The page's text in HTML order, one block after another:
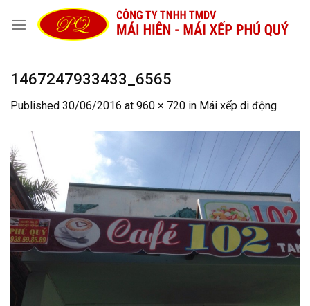
1467247933433_6565
Published 30/06/2016 at 960 × 720 in Mái xếp di động